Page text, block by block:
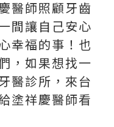
醫師照顧牙齒
間讓自己安心
幸福的事！也
，如果想找一
醫診所，來台
塗祥慶醫師看